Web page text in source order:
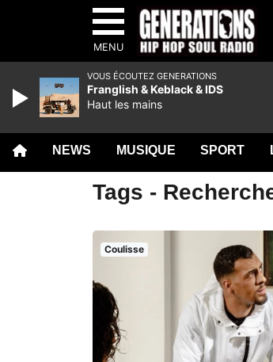
MENU
NEWS MUSIQUE SPORT
Tags -
Coulisse
VOUS ÉCOUTEZ GENERATIONS
Franglish & Keblack & IDS
Haut les mains